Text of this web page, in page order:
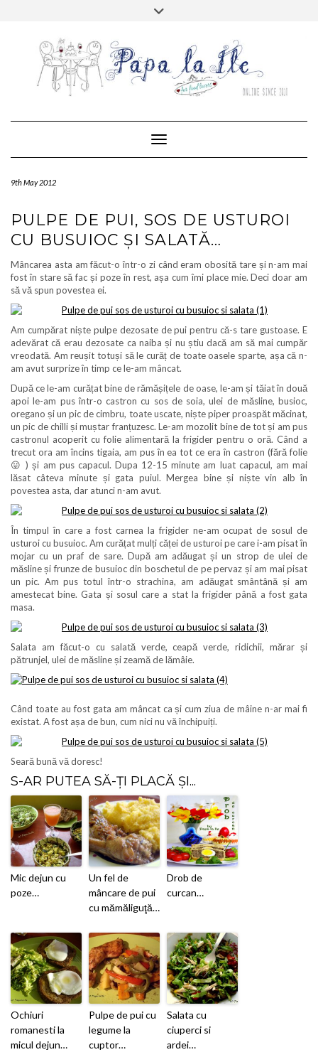
HOME
ABOUT…
Toggle
Toggle Navigation
9th May 2012
PULPE DE PUI, SOS DE USTUROI
CU BUSUIOC ȘI SALATĂ…
Mâncarea asta am făcut-o într-o zi când eram obosită tare și n-am mai
fost în stare să fac și poze în rest, așa cum îmi place mie. Deci doar am
să vă spun povestea ei.
Am cumpărat niște pulpe dezosate de pui pentru că-s tare gustoase. E
adevărat că erau dezosate ca naiba și nu știu dacă am să mai cumpăr
vreodată. Am reușit totuși să le curăț de toate oasele sparte, așa că n-
am avut surprize în timp ce le-am mâncat.
După ce le-am curățat bine de rămășițele de oase, le-am și tăiat în două
apoi le-am pus într-o castron cu sos de soia, ulei de măsline, busioc,
oregano și un pic de cimbru, toate uscate, niște piper proaspăt măcinat,
un pic de chilli și muștar franțuzesc. Le-am mozolit bine de tot și am pus
castronul acoperit cu folie alimentară la frigider pentru o oră. Când a
trecut ora am încins tigaia, am pus în ea tot ce era în castron (fără folie
😛 ) și am pus capacul. Dupa 12-15 minute am luat capacul, am mai
lăsat câteva minute și gata puiul. Mergea bine și niște vin alb în
povestea asta, dar atunci n-am avut.
În timpul în care a fost carnea la frigider ne-am ocupat de sosul de
usturoi cu busuioc. Am curățat mulți căței de usturoi pe care i-am pisat în
mojar cu un praf de sare. După am adăugat și un strop de ulei de
măsline și frunze de busuioc din boschetul de pe pervaz și am mai pisat
un pic. Am pus totul într-o strachina, am adăugat smântână și am
amestecat bine. Gata și sosul care a stat la frigider până a fost gata
masa.
Salata am făcut-o cu salată verde, ceapă verde, ridichii, mărar și
pătrunjel, ulei de măsline și zeamă de lămâie.
Când toate au fost gata am mâncat ca și cum ziua de mâine n-ar mai fi
existat. A fost așa de bun, cum nici nu vă închipuiți.
Seară bună vă doresc!
S-AR PUTEA SĂ-ȚI PLACĂ ȘI...
Mic dejun cu
poze…
Un fel de
mâncare de pui
cu mămăliguţă…
Drob de
curcan…
Ochiuri
romanesti la
micul dejun…
Pulpe de pui cu
legume la
cuptor…
Salata cu
ciuperci si
ardei…